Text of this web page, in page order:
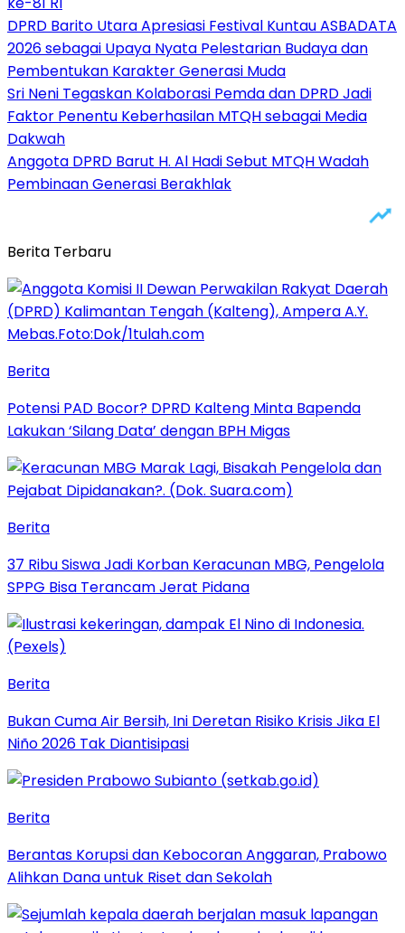
DPRD Barito Utara Apresiasi Festival Kuntau ASBADATA
2026 sebagai Upaya Nyata Pelestarian Budaya dan
Pembentukan Karakter Generasi Muda
Sri Neni Tegaskan Kolaborasi Pemda dan DPRD Jadi
Faktor Penentu Keberhasilan MTQH sebagai Media
Dakwah
Anggota DPRD Barut H. Al Hadi Sebut MTQH Wadah
Pembinaan Generasi Berakhlak
Berita Terbaru
Berita
Potensi PAD Bocor? DPRD Kalteng Minta Bapenda
Lakukan ‘Silang Data’ dengan BPH Migas
Berita
37 Ribu Siswa Jadi Korban Keracunan MBG, Pengelola
SPPG Bisa Terancam Jerat Pidana
Berita
Bukan Cuma Air Bersih, Ini Deretan Risiko Krisis Jika El
Niño 2026 Tak Diantisipasi
Berita
Berantas Korupsi dan Kebocoran Anggaran, Prabowo
Alihkan Dana untuk Riset dan Sekolah